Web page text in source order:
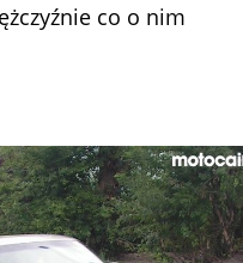
co o nim